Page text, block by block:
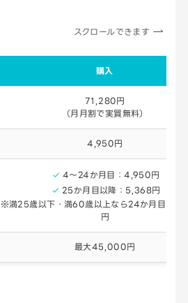
スクロールできます
購入
71,280円
（月月割で実質無料）
4,950円
4～24か月目：4,950円
25か月目以降：5,368円
※満25歳以下・満60歳以上なら24か月目まで
円
最大45,000円